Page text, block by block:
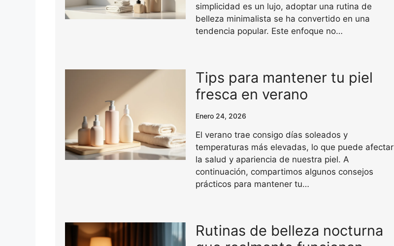
simplicidad es un lujo, adoptar una rutina de
belleza minimalista se ha convertido en una
tendencia popular. Este enfoque no…
Tips para mantener tu piel
fresca en verano
Enero 24, 2026
El verano trae consigo días soleados y
temperaturas más elevadas, lo que puede afectar
la salud y apariencia de nuestra piel. A
continuación, compartimos algunos consejos
prácticos para mantener tu…
Rutinas de belleza nocturna